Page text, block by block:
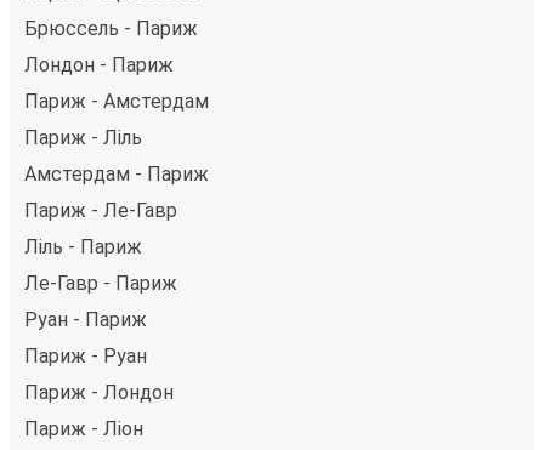
Брюссель - Париж
Лондон - Париж
Париж - Амстердам
Париж - Ліль
Амстердам - Париж
Париж - Ле-Гавр
Ліль - Париж
Ле-Гавр - Париж
Руан - Париж
Париж - Руан
Париж - Лондон
Париж - Ліон